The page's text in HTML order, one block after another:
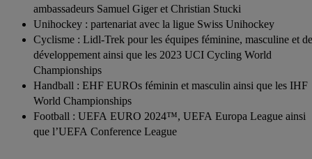
ambassadeurs Samuel Giger et Christian Stucki
Unihockey : partenariat avec la ligue Swiss Unihockey
Cyclisme : Lidl-Trek pour les équipes féminine, masculine et de
développement ainsi que les 2023 UCI Cycling World
Championships
Handball : EHF EUROs féminin et masculin ainsi que les IHF
World Championships
Football : UEFA EURO 2024™, UEFA Europa League ainsi
que l’UEFA Conference League